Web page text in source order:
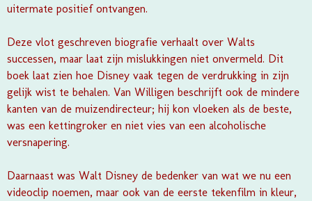
uitermate positief ontvangen.
Deze vlot geschreven biografie verhaalt over Walts
successen, maar laat zijn mislukkingen niet onvermeld. Dit
boek laat zien hoe Disney vaak tegen de verdrukking in zijn
gelijk wist te behalen. Van Willigen beschrijft ook de mindere
kanten van de muizendirecteur; hij kon vloeken als de beste,
was een kettingroker en niet vies van een alcoholische
versnapering.
Daarnaast was Walt Disney de bedenker van wat we nu een
videoclip noemen, maar ook van de eerste tekenfilm in kleur,